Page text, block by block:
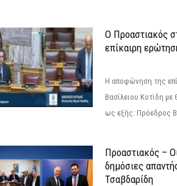
Ο Προαστιακός
επίκαιρη
Η αποφώνηση της
Βασίλειου Κοτίδη με
ως εξής: Πρόεδρος
Προαστιακός –
δημόσιες
Τσαβδαρίδη